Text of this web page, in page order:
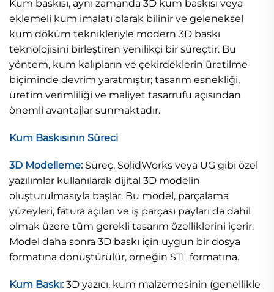
Kum baskısı, aynı zamanda 3D kum baskısı veya
eklemeli kum imalatı olarak bilinir ve geleneksel
kum döküm teknikleriyle modern 3D baskı
teknolojisini birleştiren yenilikçi bir süreçtir. Bu
yöntem, kum kalıpların ve çekirdeklerin üretilme
biçiminde devrim yaratmıştır; tasarım esnekliği,
üretim verimliliği ve maliyet tasarrufu açısından
önemli avantajlar sunmaktadır.
Kum Baskısının Süreci
3D Modelleme: Süreç, SolidWorks veya UG gibi özel
yazılımlar kullanılarak dijital 3D modelin
oluşturulmasıyla başlar. Bu model, parçalama
yüzeyleri, fatura açıları ve iş parçası payları da dahil
olmak üzere tüm gerekli tasarım özelliklerini içerir.
Model daha sonra 3D baskı için uygun bir dosya
formatına dönüştürülür, örneğin STL formatına.
Kum Baskı:3D yazıcı, kum malzemesinin (genellikle